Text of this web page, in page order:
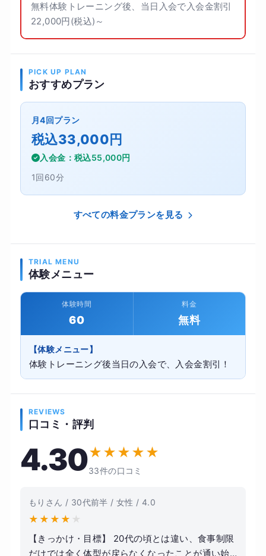
無料体験トレーニング後、当日入会で入会金割引
22,000円(税込)～
PICK UP PLAN
おすすめプラン
月4回プラン
税込33,000円
入会金：税込55,000円
1回60分
すべての料金プランを見る
TRIAL MENU
体験メニュー
体験時間
60
料金
無料
【体験メニュー】
体験トレーニング後当日の入会で、入会金割引！
REVIEWS
口コミ・評判
4.30★★★★★
33件の口コミ
もりさん / 30代前半 / 女性 / 4.0
★ ★ ★ ★ ★
【きっかけ・目標】 20代の頃とは違い、食事制限
だけでは全く体型が戻らなくなったことが通い始